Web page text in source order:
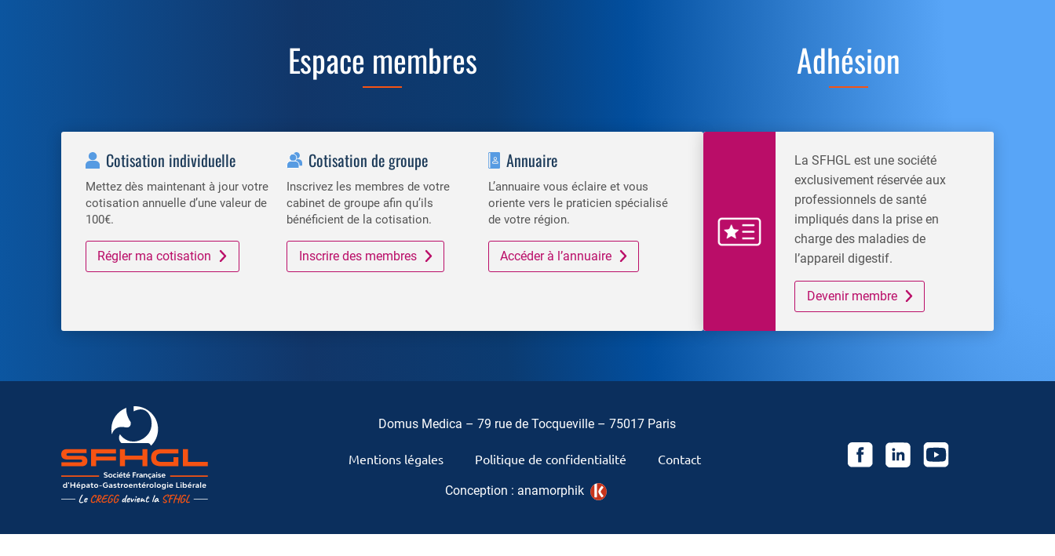
Espace membres
Cotisation individuelle
Mettez dès maintenant à jour votre
cotisation annuelle d’une valeur de
100€.
Régler ma cotisation
Cotisation de groupe
Inscrivez les membres de votre
cabinet de groupe afin qu’ils
bénéficient de la cotisation.
Inscrire des membres
Annuaire
L’annuaire vous éclaire et vous
oriente vers le praticien spécialisé
de votre région.
Accéder à l’annuaire
Adhésion
La SFHGL est une société
exclusivement réservée aux
professionnels de santé
impliqués dans la prise en
charge des maladies de
l’appareil digestif.
Devenir membre
Domus Medica – 79 rue de Tocqueville – 75017 Paris
Mentions légales Politique de confidentialité Contact
Conception : anamorphik